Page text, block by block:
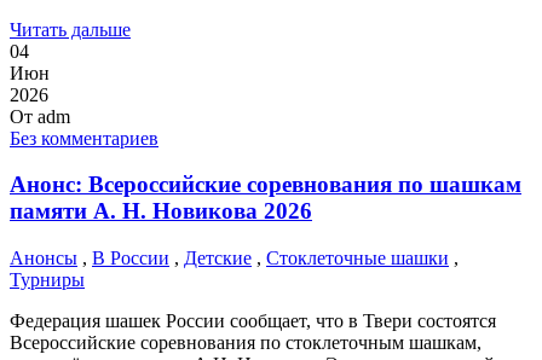
Читать дальше
04
Июн
2026
От adm
Без комментариев
Анонс: Всероссийские соревнования по шашкам
памяти А. Н. Новикова 2026
Анонсы , В России , Детские , Стоклеточные шашки ,
Турниры
Федерация шашек России сообщает, что в Твери состоятся
Всероссийские соревнования по стоклеточным шашкам,